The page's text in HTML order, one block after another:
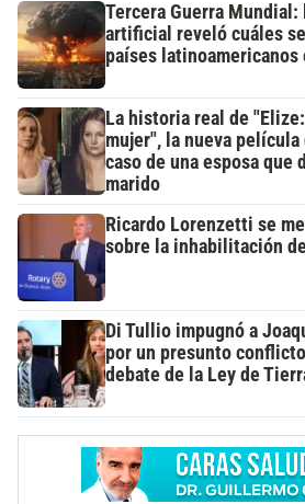
Tercera Guerra
artificial reveló cuáles
países
La historia real de
mujer", la nueva
caso de una esposa que
marido
Ricardo Lorenzetti se
sobre la inhabilitación
Di Tullio impugnó a
por un presunto
debate de la Ley de